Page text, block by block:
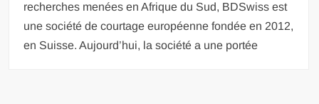
recherches menées en Afrique du Sud, BDSwiss est
une société de courtage européenne fondée en 2012,
en Suisse. Aujourd’hui, la société a une portée